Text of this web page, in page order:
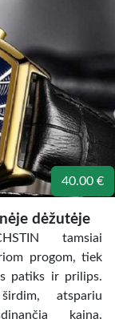
40.00 €
dėžutėje
tamsiai
progom, tiek
patiks ir prilips.
atspariu
kaina.